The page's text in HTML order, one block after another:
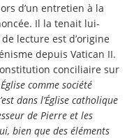
d’un entretien à la
Il la tenait lui-
lecture est d’origine
depuis Vatican II.
conciliaire sur
comme société
dans l’Église catholique
de Pierre et les
bien que des éléments